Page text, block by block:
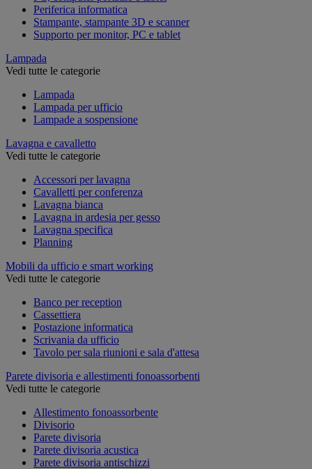
Periferica informatica
Stampante, stampante 3D e scanner
Supporto per monitor, PC e tablet
Lampada
Vedi tutte le categorie
Lampada
Lampada per ufficio
Lampade a sospensione
Lavagna e cavalletto
Vedi tutte le categorie
Accessori per lavagna
Cavalletti per conferenza
Lavagna bianca
Lavagna in ardesia per gesso
Lavagna specifica
Planning
Mobili da ufficio e smart working
Vedi tutte le categorie
Banco per reception
Cassettiera
Postazione informatica
Scrivania da ufficio
Tavolo per sala riunioni e sala d'attesa
Parete divisoria e allestimenti fonoassorbenti
Vedi tutte le categorie
Allestimento fonoassorbente
Divisorio
Parete divisoria
Parete divisoria acustica
Parete divisoria antischizzi